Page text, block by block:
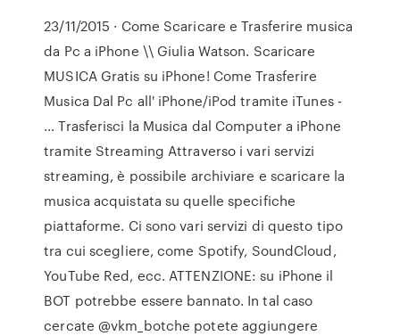
23/11/2015 · Come Scaricare e Trasferire musica
da Pc a iPhone \\ Giulia Watson. Scaricare
MUSICA Gratis su iPhone! Come Trasferire
Musica Dal Pc all' iPhone/iPod tramite iTunes -
… Trasferisci la Musica dal Computer a iPhone
tramite Streaming Attraverso i vari servizi
streaming, è possibile archiviare e scaricare la
musica acquistata su quelle specifiche
piattaforme. Ci sono vari servizi di questo tipo
tra cui scegliere, come Spotify, SoundCloud,
YouTube Red, ecc. ATTENZIONE: su iPhone il
BOT potrebbe essere bannato. In tal caso
cercate @vkm_botche potete aggiungere